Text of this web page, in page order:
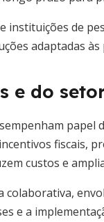
instituições de
adaptadas às
e do
fiscais,
custos e
e a